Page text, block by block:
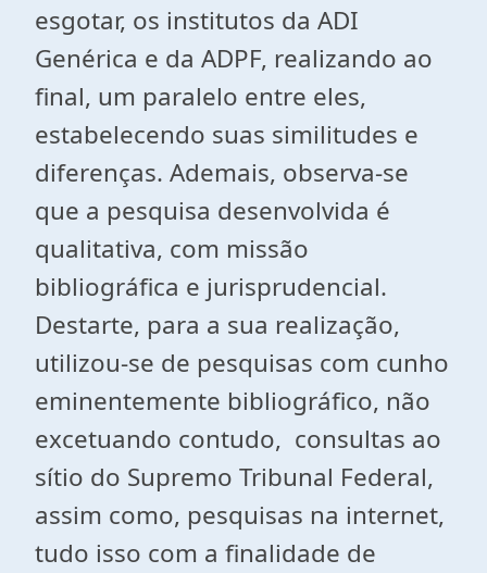
esgotar, os institutos da ADI
Genérica e da ADPF, realizando ao
final, um paralelo entre eles,
estabelecendo suas similitudes e
diferenças. Ademais, observa-se
que a pesquisa desenvolvida é
qualitativa, com missão
bibliográfica e jurisprudencial.
Destarte, para a sua realização,
utilizou-se de pesquisas com cunho
eminentemente bibliográfico, não
excetuando contudo, consultas ao
sítio do Supremo Tribunal Federal,
assim como, pesquisas na internet,
tudo isso com a finalidade de